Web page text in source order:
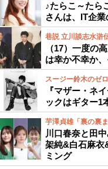
♪たらこ～たら
さんは、IT企
巷説 立川談志水滸
（17）一度の
は幸か不幸か
スージー鈴木のゼ
『マザー・ネ
ックはギター1
芋澤貞雄「裏の裏
川口春奈と田
架純&白石麻衣
ミング